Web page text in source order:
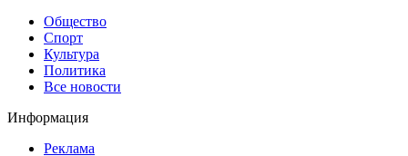
Общество
Спорт
Культура
Политика
Все новости
Информация
Реклама